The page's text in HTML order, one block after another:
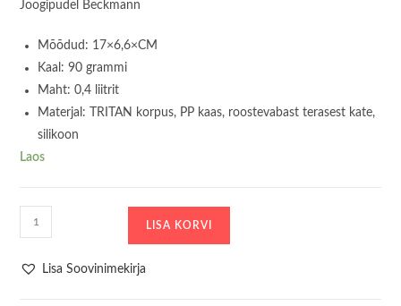
Joogipudel Beckmann
Mõõdud: 17×6,6×CM
Kaal: 90 grammi
Maht: 0,4 liitrit
Materjal: TRITAN korpus, PP kaas, roostevabast terasest kate,
silikoon
Laos
Joogipudel
Beckmann
Candy
LISA KORVI
Lisa Soovinimekirja